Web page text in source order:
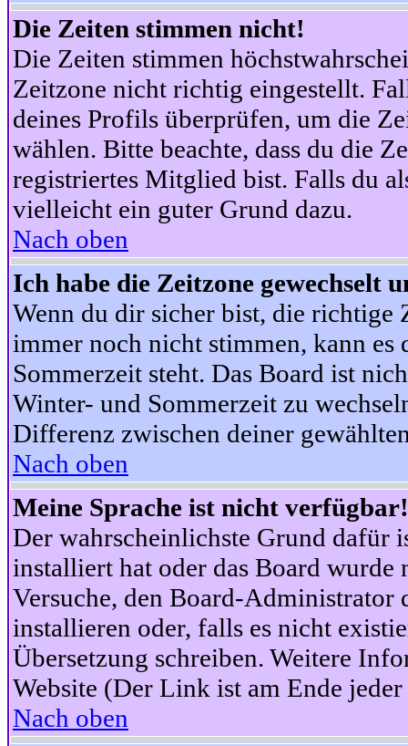
Die Zeiten stimmen nicht!
Die Zeiten stimmen
Zeitzone nicht richtig eingestellt.
deines Profils überprüfen, um die
wählen. Bitte beachte, dass du die
registriertes Mitglied bist. Falls du
vielleicht ein guter Grund dazu.
Nach oben
Ich habe die Zeitzone gewechselt
Wenn du dir sicher bist, die richtige
immer noch nicht stimmen, kann es
Sommerzeit steht. Das Board ist
Winter- und Sommerzeit zu
Differenz zwischen deiner
Nach oben
Meine Sprache ist nicht verfügbar!
Der wahrscheinlichste Grund dafür
installiert hat oder das Board wurde
Versuche, den Board-Administrator
installieren oder, falls es nicht
Übersetzung schreiben. Weitere
Website (Der Link ist am Ende jeder
Nach oben